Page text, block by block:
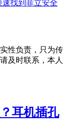
找到菲立安全
性负责，只为传
及时联系，本人
耳机插孔